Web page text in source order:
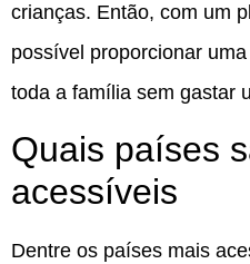
crianças. Então, com um
possível proporcionar
toda a família sem gastar
Quais países
acessíveis
Dentre os países mais